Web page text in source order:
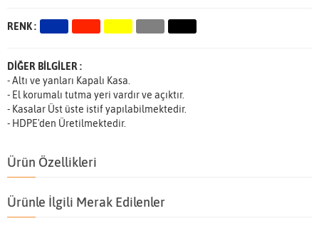
RENK :
DİĞER BİLGİLER :
- Altı ve yanları Kapalı Kasa.
- El korumalı tutma yeri vardır ve açıktır.
- Kasalar Üst üste istif yapılabilmektedir.
- HDPE'den Üretilmektedir.
Ürün Özellikleri
Ürünle İlgili Merak Edilenler